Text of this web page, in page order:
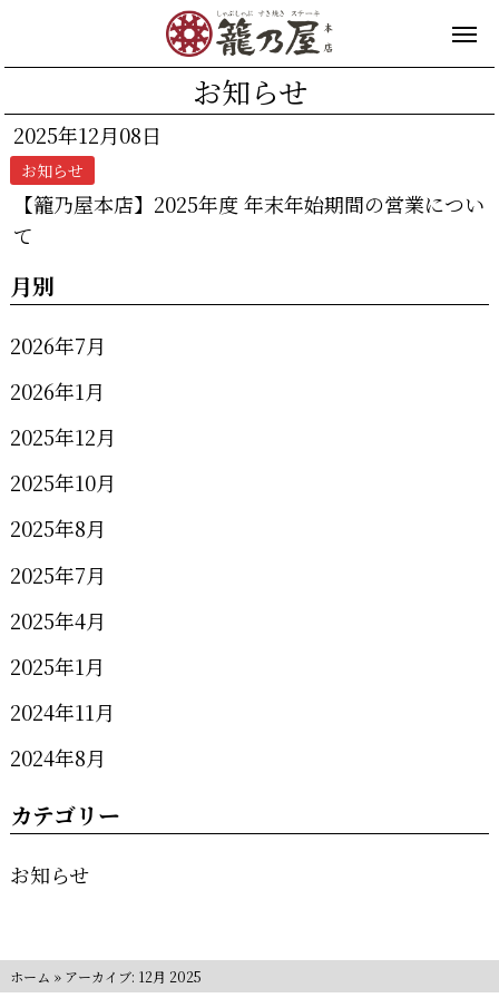
お知らせ
2025年12月08日
お知らせ
【籠乃屋本店】2025年度 年末年始期間の営業につい
て
月別
2026年7月
2026年1月
2025年12月
2025年10月
2025年8月
2025年7月
2025年4月
2025年1月
2024年11月
2024年8月
カテゴリー
お知らせ
ホーム » アーカイブ: 12月 2025